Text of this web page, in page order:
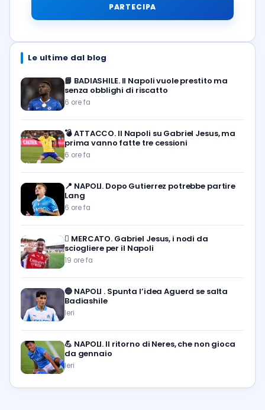
PARTECIPA
Le ultime dal blog
📘 BADIASHILE. Il Napoli vuole prestito ma
senza obblighi di riscatto
6 ore fa
💣ATTACCO. Il Napoli su Gabriel Jesus, ma
prima vanno fatte tre cessioni
6 ore fa
📍 NAPOLI. Dopo Gutierrez potrebbe partire
Lang
6 ore fa
🪎 MERCATO. Gabriel Jesus, i nodi da
sciogliere per il Napoli
19 ore fa
🔵 NAPOLI . Spunta l’idea Aguerd se salta
Badiashile
Ieri
💪 NAPOLI. Il ritorno di Neres, che non gioca
da gennaio
Ieri